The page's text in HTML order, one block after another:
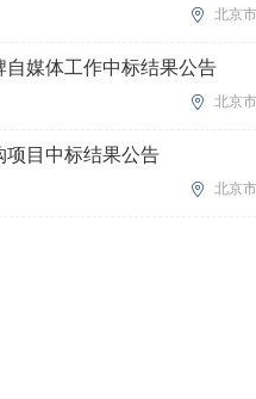
北京市
媒体工作中标结果公告
北京市
项目中标结果公告
北京市